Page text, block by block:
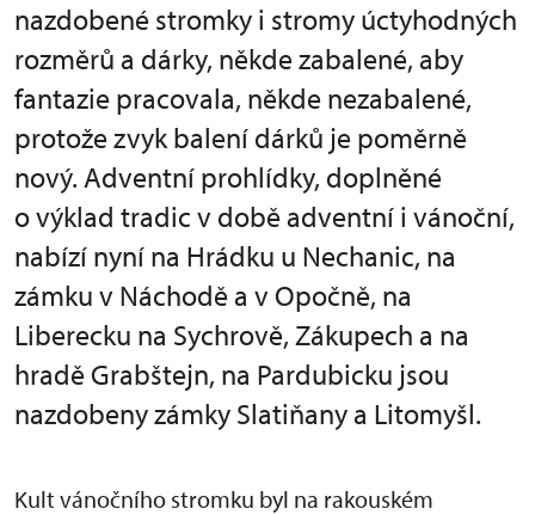
nazdobené stromky i stromy úctyhodných
rozměrů a dárky, někde zabalené, aby
fantazie pracovala, někde nezabalené,
protože zvyk balení dárků je poměrně
nový. Adventní prohlídky, doplněné
o výklad tradic v době adventní i vánoční,
nabízí nyní na Hrádku u Nechanic, na
zámku v Náchodě a v Opočně, na
Liberecku na Sychrově, Zákupech a na
hradě Grabštejn, na Pardubicku jsou
nazdobeny zámky Slatiňany a Litomyšl.
Kult vánočního stromku byl na rakouském